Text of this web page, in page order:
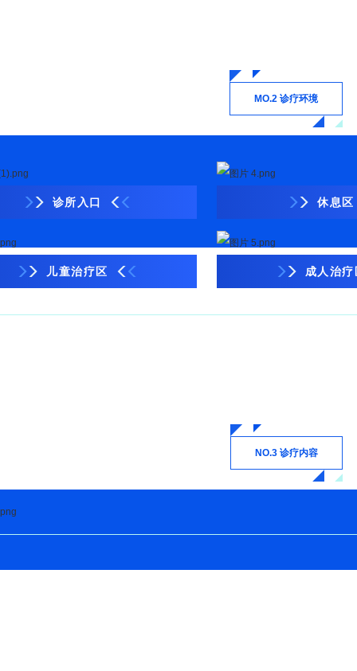
MO.2 诊疗环境
诊所入口 休息区
儿童治疗区 成人治疗
NO.3 诊疗内容